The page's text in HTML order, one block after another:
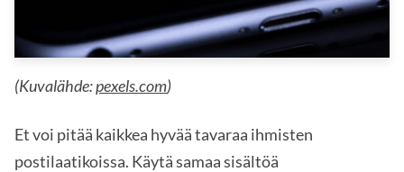
(Kuvalähde:pexels.com)
Et voi pitää kaikkea hyvää tavaraa ihmisten
postilaatikoissa. Käytä samaa sisältöä